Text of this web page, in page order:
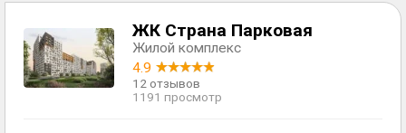
ЖК Страна Парковая
Жилой комплекс
4.9
12 отзывов
1191 просмотр